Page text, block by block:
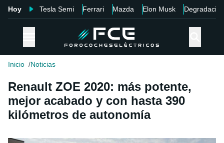
Hoy Tesla Semi Ferrari Mazda Elon Musk Degradación
Inicio Noticias
Renault ZOE 2020: más potente,
mejor acabado y con hasta 390
kilómetros de autonomía